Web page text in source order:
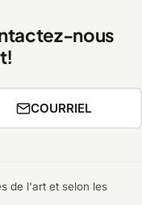
nous
COURRIEL
de l'art et selon les